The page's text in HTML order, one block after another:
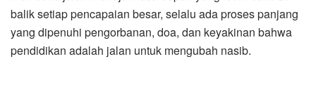
balik setiap pencapaian besar, selalu ada proses panjang
yang dipenuhi pengorbanan, doa, dan keyakinan bahwa
pendidikan adalah jalan untuk mengubah nasib.